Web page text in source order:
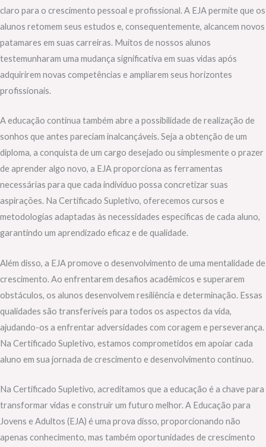
claro para o crescimento pessoal e profissional. A EJA permite que os
alunos retomem seus estudos e, consequentemente, alcancem novos
patamares em suas carreiras. Muitos de nossos alunos
testemunharam uma mudança significativa em suas vidas após
adquirirem novas competências e ampliarem seus horizontes
profissionais.
A educação contínua também abre a possibilidade de realização de
sonhos que antes pareciam inalcançáveis. Seja a obtenção de um
diploma, a conquista de um cargo desejado ou simplesmente o prazer
de aprender algo novo, a EJA proporciona as ferramentas
necessárias para que cada indivíduo possa concretizar suas
aspirações. Na Certificado Supletivo, oferecemos cursos e
metodologias adaptadas às necessidades específicas de cada aluno,
garantindo um aprendizado eficaz e de qualidade.
Além disso, a EJA promove o desenvolvimento de uma mentalidade de
crescimento. Ao enfrentarem desafios acadêmicos e superarem
obstáculos, os alunos desenvolvem resiliência e determinação. Essas
qualidades são transferíveis para todos os aspectos da vida,
ajudando-os a enfrentar adversidades com coragem e perseverança.
Na Certificado Supletivo, estamos comprometidos em apoiar cada
aluno em sua jornada de crescimento e desenvolvimento contínuo.
Na Certificado Supletivo, acreditamos que a educação é a chave para
transformar vidas e construir um futuro melhor. A Educação para
Jovens e Adultos (EJA) é uma prova disso, proporcionando não
apenas conhecimento, mas também oportunidades de crescimento